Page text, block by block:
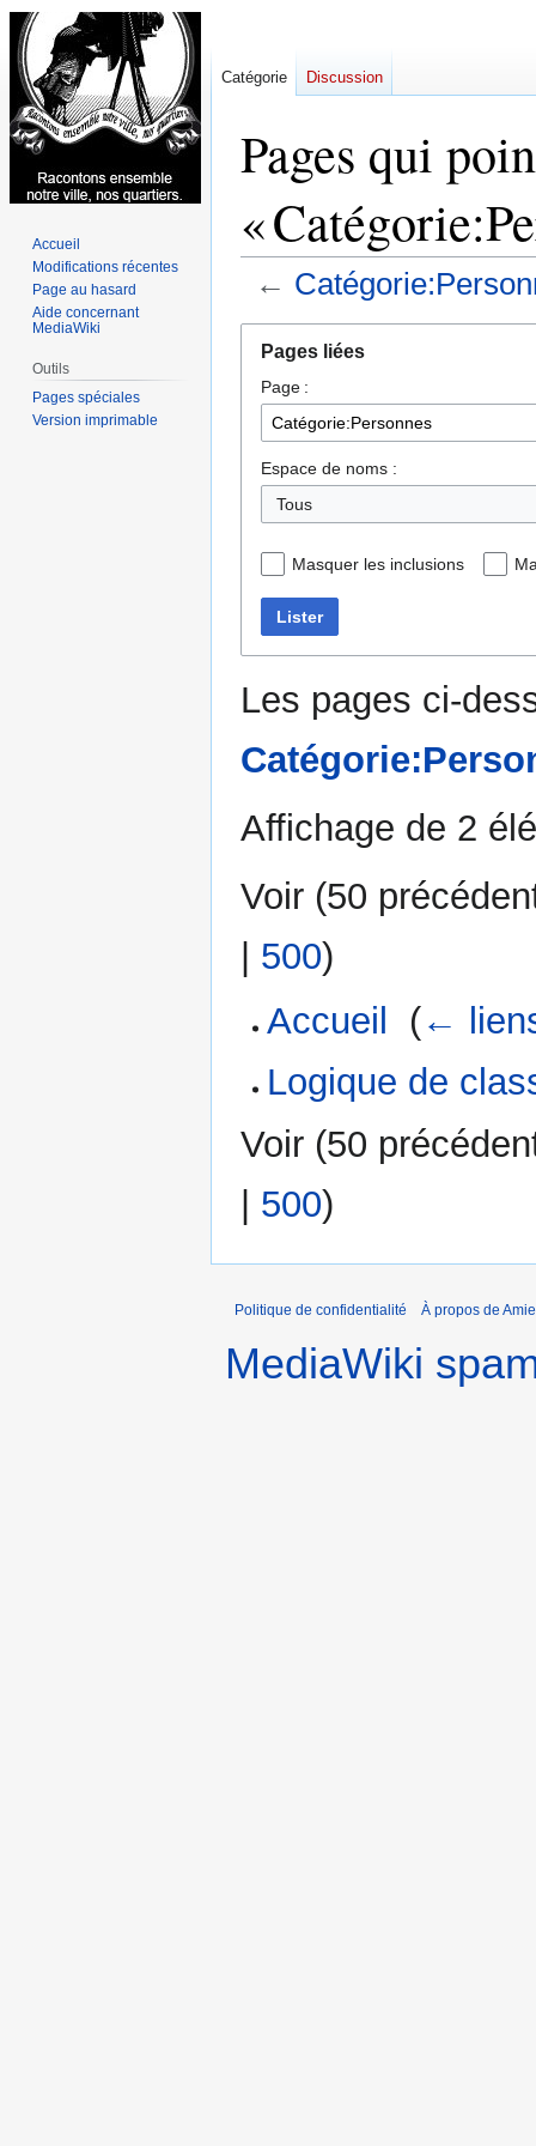
Pages qui
«
←
navigation
recherche
Pages liées
Page :
Espace de noms :
Tous
Masquer les inclusions
Lister
Les pages ci-
Affichage de 2
Voir (50
| 500)
Accueil
(←
Logique de
Voir (50
| 500)
Catégorie Discussion
Accueil
Modifications récentes
Page au hasard
Aide concernant
MediaWiki
Outils
Pages spéciales
Version imprimable
Politique de confidentialité À propos de
MediaWiki